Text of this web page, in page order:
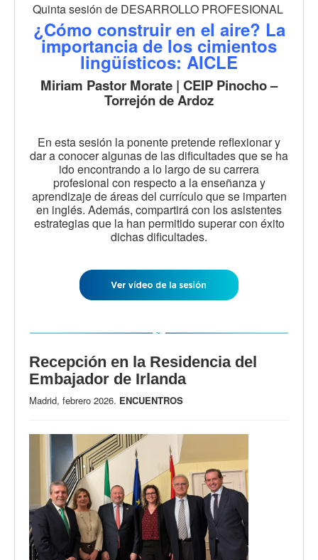
Quinta sesión de DESARROLLO PROFESIONAL
¿Cómo construir en el aire? La
importancia de los cimientos
lingüísticos: AICLE
Miriam Pastor Morate | CEIP Pinocho –
Torrejón de Ardoz
En esta sesión la ponente pretende reflexionar y
dar a conocer algunas de las dificultades que se ha
ido encontrando a lo largo de su carrera
profesional con respecto a la enseñanza y
aprendizaje de áreas del currículo que se imparten
en inglés. Además, compartirá con los asistentes
estrategias que la han permitido superar con éxito
dichas dificultades.
Recepción en la Residencia del
Embajador de Irlanda
Madrid, febrero 2026. ENCUENTROS